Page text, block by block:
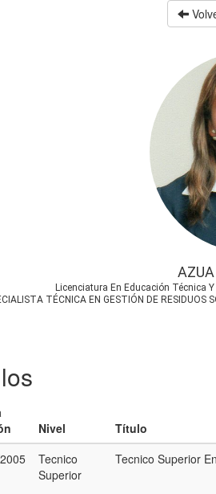
Licenciatura En Educación Técnica
TÉCNICA EN GESTIÓN DE RESIDUOS
Nivel
Título
Tecnico
Superior
Tecnico Superior